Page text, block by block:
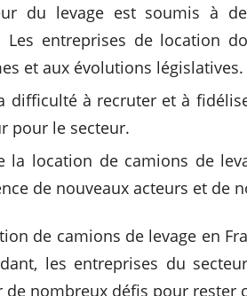
du levage est soumis à
entreprises de location
et aux évolutions législatives.
difficulté à recruter et à
pour le secteur.
la location de camions de
de nouveaux acteurs et de
de camions de levage en
les entreprises du
nombreux défis pour rester